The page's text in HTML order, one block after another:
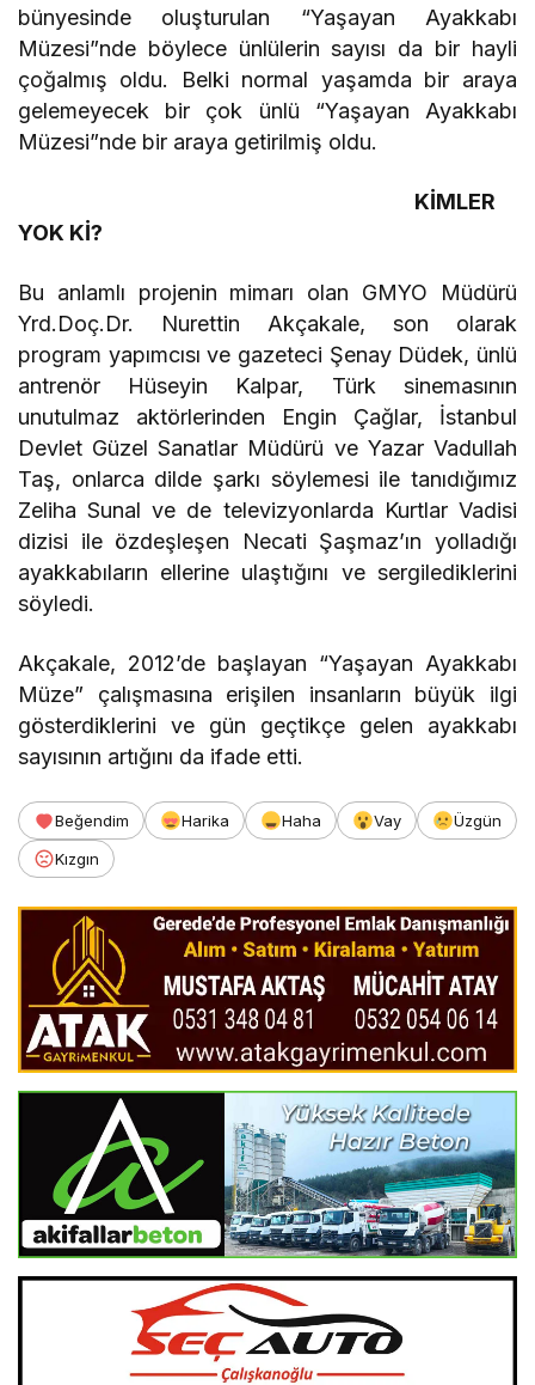
bünyesinde oluşturulan “Yaşayan Ayakkabı
Müzesi”nde böylece ünlülerin sayısı da bir hayli
çoğalmış oldu. Belki normal yaşamda bir araya
gelemeyecek bir çok ünlü “Yaşayan Ayakkabı
Müzesi”nde bir araya getirilmiş oldu.
KİMLER
YOK Kİ?
Bu anlamlı projenin mimarı olan GMYO Müdürü
Yrd.Doç.Dr. Nurettin Akçakale, son olarak
program yapımcısı ve gazeteci Şenay Düdek, ünlü
antrenör Hüseyin Kalpar, Türk sinemasının
unutulmaz aktörlerinden Engin Çağlar, İstanbul
Devlet Güzel Sanatlar Müdürü ve Yazar Vadullah
Taş, onlarca dilde şarkı söylemesi ile tanıdığımız
Zeliha Sunal ve de televizyonlarda Kurtlar Vadisi
dizisi ile özdeşleşen Necati Şaşmaz’ın yolladığı
ayakkabıların ellerine ulaştığını ve sergilediklerini
söyledi.
Akçakale, 2012’de başlayan “Yaşayan Ayakkabı
Müze” çalışmasına erişilen insanların büyük ilgi
gösterdiklerini ve gün geçtikçe gelen ayakkabı
sayısının artığını da ifade etti.
Beğendim Harika Haha Vay
Üzgün
Kızgın